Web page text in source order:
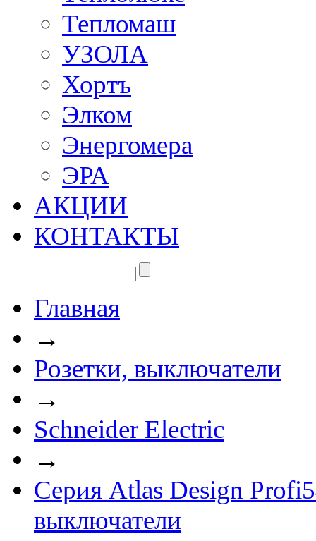
Тепломаш
УЗОЛА
Хортъ
Элком
Энергомера
ЭРА
АКЦИИ
КОНТАКТЫ
Главная
→
Розетки, выключатели
→
Schneider Electric
→
Серия Atlas Design
выключатели